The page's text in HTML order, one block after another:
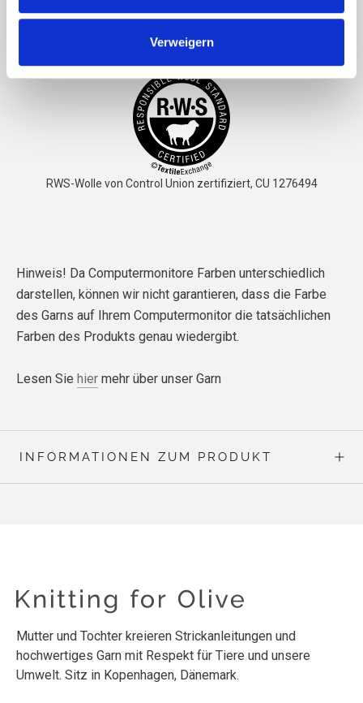
Verweigern
RWS-Wolle von Control Union zertifiziert, CU 1276494
Hinweis! Da Computermonitore Farben unterschiedlich
darstellen, können wir nicht garantieren, dass die Farbe
des Garns auf Ihrem Computermonitor die tatsächlichen
Farben des Produkts genau wiedergibt.
Lesen Sie hier mehr über unser Garn
INFORMATIONEN ZUM PRODUKT
Mutter und Tochter kreieren Strickanleitungen und
hochwertiges Garn mit Respekt für Tiere und unsere
Umwelt. Sitz in Kopenhagen, Dänemark.